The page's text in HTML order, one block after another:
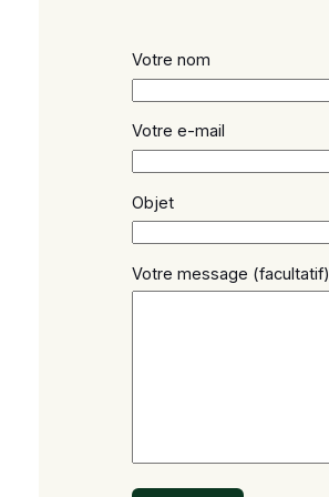
Votre nom
Votre e-mail
Objet
Votre message (facultatif)